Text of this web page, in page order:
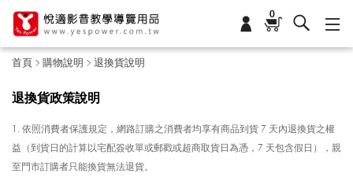
0
首頁 購物說明 退換貨說明
退換貨政策說明
1. 依照消費者保護規定，網路訂購之消費者均享有商品到貨 7 天內退換貨之權
益（到貨日的計算以宅配簽收單或郵戳或超商取貨日為憑，7 天包含假日），親
至門市訂購者只能換貨無法退貨。